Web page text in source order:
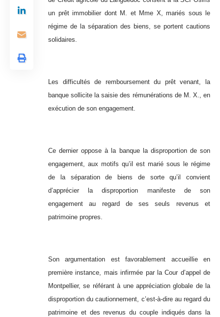
un prêt immobilier dont M. et Mme X, mariés sous le
régime de la séparation des biens, se portent cautions
solidaires.
Les difficultés de remboursement du prêt venant, la
banque sollicite la saisie des rémunérations de M. X., en
exécution de son engagement.
Ce dernier oppose à la banque la disproportion de son
engagement, aux motifs qu’il est marié sous le régime
de la séparation de biens de sorte qu’il convient
d’apprécier la disproportion manifeste de son
engagement au regard de ses seuls revenus et
patrimoine propres.
Son argumentation est favorablement accueillie en
première instance, mais infirmée par la Cour d’appel de
Montpellier, se référant à une appréciation globale de la
disproportion du cautionnement, c’est-à-dire au regard du
patrimoine et des revenus du couple indiqués dans la